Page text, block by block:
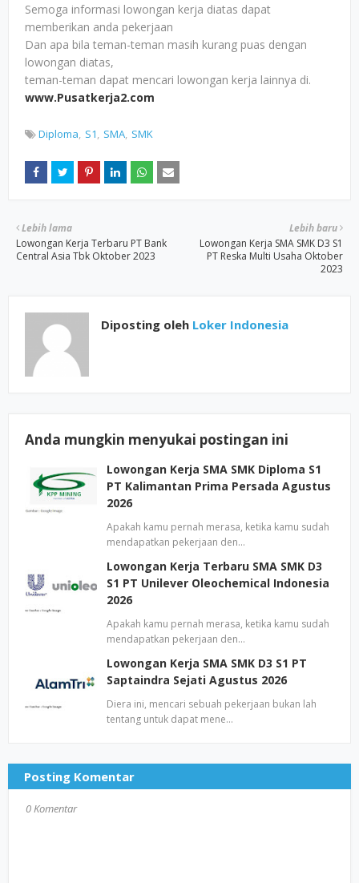
Semoga informasi lowongan kerja diatas dapat
memberikan anda pekerjaan
Dan apa bila teman-teman masih kurang puas dengan
lowongan diatas,
teman-teman dapat mencari lowongan kerja lainnya di.
www.Pusatkerja2.com
Diploma S1 SMA SMK
Lebih baru
Lowongan Kerja SMA SMK D3 S1
PT Reska Multi Usaha Oktober
2023
Lebih lama
Lowongan Kerja Terbaru PT Bank
Central Asia Tbk Oktober 2023
Diposting oleh Loker Indonesia
Anda mungkin menyukai postingan ini
Lowongan Kerja SMA SMK Diploma S1
PT Kalimantan Prima Persada Agustus
2026
Apakah kamu pernah merasa, ketika kamu sudah
mendapatkan pekerjaan den…
Lowongan Kerja Terbaru SMA SMK D3
S1 PT Unilever Oleochemical Indonesia
2026
Apakah kamu pernah merasa, ketika kamu sudah
mendapatkan pekerjaan den…
Lowongan Kerja SMA SMK D3 S1 PT
Saptaindra Sejati Agustus 2026
Diera ini, mencari sebuah pekerjaan bukan lah
tentang untuk dapat mene…
Posting Komentar
0 Komentar